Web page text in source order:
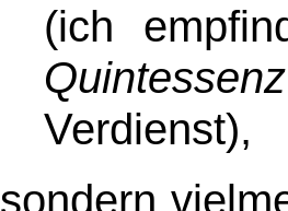
(ich
Quintessenz
Verdienst),
sondern